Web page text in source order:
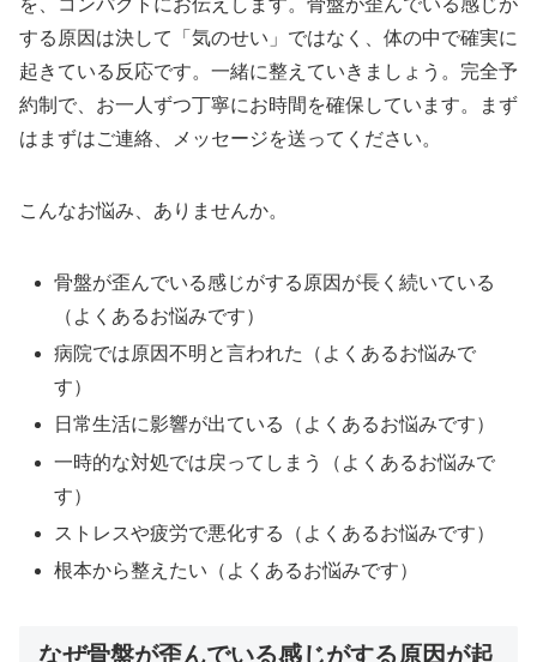
を、コンパクトにお伝えします。骨盤が歪んでいる感じが
する原因は決して「気のせい」ではなく、体の中で確実に
起きている反応です。一緒に整えていきましょう。完全予
約制で、お一人ずつ丁寧にお時間を確保しています。まず
はまずはご連絡、メッセージを送ってください。
こんなお悩み、ありませんか。
骨盤が歪んでいる感じがする原因が長く続いている
（よくあるお悩みです）
病院では原因不明と言われた（よくあるお悩みで
す）
日常生活に影響が出ている（よくあるお悩みです）
一時的な対処では戻ってしまう（よくあるお悩みで
す）
ストレスや疲労で悪化する（よくあるお悩みです）
根本から整えたい（よくあるお悩みです）
なぜ骨盤が歪んでいる感じがする原因が起